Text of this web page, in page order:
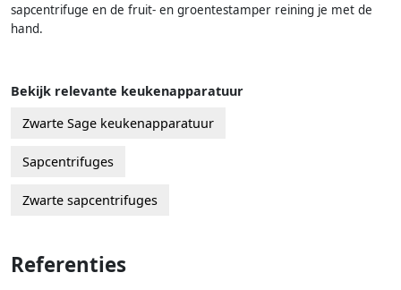
sapcentrifuge en de fruit- en groentestamper reining je met de
hand.
Bekijk relevante keukenapparatuur
Zwarte Sage keukenapparatuur
Sapcentrifuges
Zwarte sapcentrifuges
Referenties